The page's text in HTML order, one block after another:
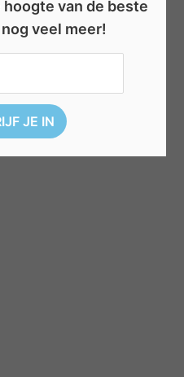
van de beste
veel meer!